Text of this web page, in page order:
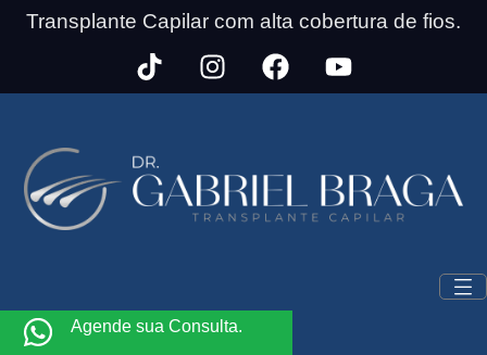
Transplante Capilar com alta cobertura de fios.
Agende sua Consulta.